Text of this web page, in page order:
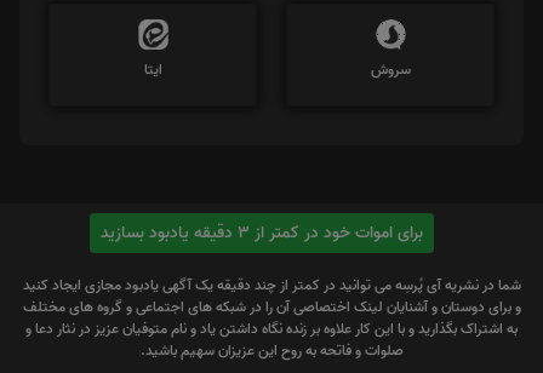
سروش ایتا
برای اموات خود در کمتر از 3 دقیقه یادبود بسازید
شما در نشریه آی پُرسِه می توانید در کمتر از چند دقیقه یک آگهی یادبود مجازی ایجاد کنید
و برای دوستان و آشنایان لینک اختصاصی آن را در شبکه های اجتماعی و گروه های مختلف
به اشتراک بگذارید و با این کار علاوه بر زنده نگاه داشتن یاد و نام متوفیان عزیز در نثار دعا و
صلوات و فاتحه به روح این عزیزان سهیم باشید.